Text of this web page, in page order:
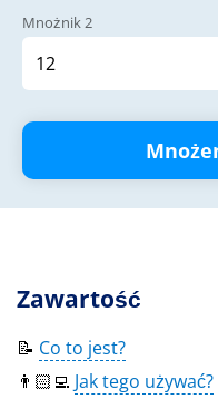
Mnożnik 2
Zawartość
📝 Co to jest?
👨🏻‍💻 Jak tego używać?